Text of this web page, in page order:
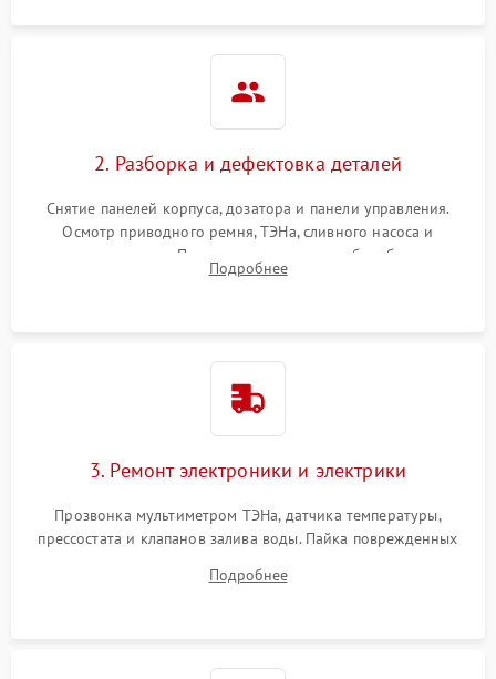
2. Разборка и дефектовка деталей
Снятие панелей корпуса, дозатора и панели управления.
Осмотр приводного ремня, ТЭНа, сливного насоса и
амортизаторов. Проверка подшипников барабана и
крестовины на износ, а манжеты люка на разрывы.
Подробнее
3. Ремонт электроники и электрики
Прозвонка мультиметром ТЭНа, датчика температуры,
прессостата и клапанов залива воды. Пайка поврежденных
Восстановление целостности проводки и контактов.
Подробнее